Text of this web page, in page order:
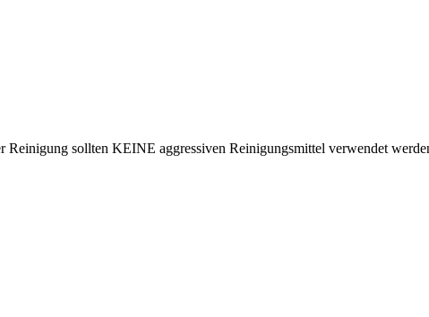
sollten KEINE aggressiven Reinigungsmittel verwendet